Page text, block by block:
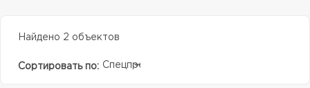
Найдено 2 объектов
Сортировать по: Спецпредолжение